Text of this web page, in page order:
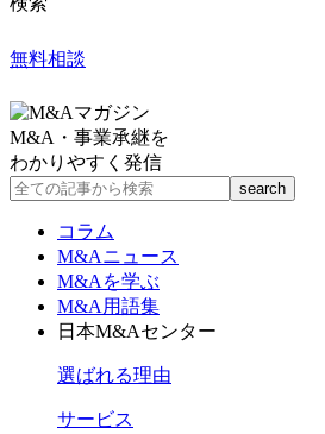
無料相談
M&A・事業承継を
わかりやすく発信
コラム
M&Aニュース
M&Aを学ぶ
M&A用語集
日本M&Aセンター
選ばれる理由
サービス